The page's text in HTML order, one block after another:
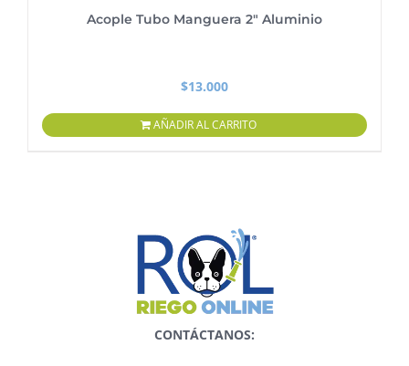
Acople Tubo Manguera 2″ Aluminio
$13.000
AÑADIR AL CARRITO
CONTÁCTANOS: